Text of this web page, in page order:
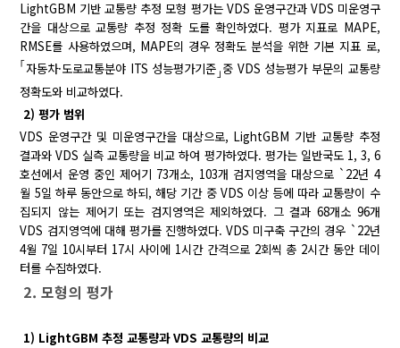
LightGBM 기반 교통량 추정 모형 평가는 VDS 운영구간과 VDS 미운영구
간을 대상으로 교통량 추정 정확 도를 확인하였다. 평가 지표로 MAPE,
RMSE를 사용하였으며, MAPE의 경우 정확도 분석을 위한 기본 지표 로,
｢자동차·도로교통분야 ITS 성능평가기준 ｣중 VDS 성능평가 부문의 교통량
정확도와 비교하였다.
2) 평가 범위
VDS 운영구간 및 미운영구간을 대상으로, LightGBM 기반 교통량 추정
결과와 VDS 실측 교통량을 비교 하여 평가하였다. 평가는 일반국도 1, 3, 6
호선에서 운영 중인 제어기 73개소, 103개 검지영역을 대상으로 `22년 4
월 5일 하루 동안으로 하되, 해당 기간 중 VDS 이상 등에 따라 교통량이 수
집되지 않는 제어기 또는 검지영역은 제외하였다. 그 결과 68개소 96개
VDS 검지영역에 대해 평가를 진행하였다. VDS 미구축 구간의 경우 `22년
4월 7일 10시부터 17시 사이에 1시간 간격으로 2회씩 총 2시간 동안 데이
터를 수집하였다.
2. 모형의 평가
1) LightGBM 추정 교통량과 VDS 교통량의 비교